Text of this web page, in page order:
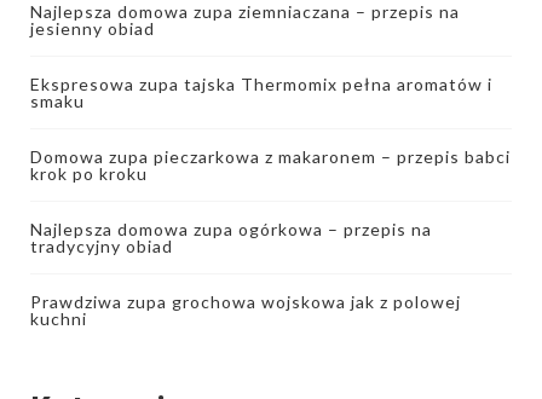
Najlepsza domowa zupa ziemniaczana – przepis na
jesienny obiad
Ekspresowa zupa tajska Thermomix pełna aromatów i
smaku
Domowa zupa pieczarkowa z makaronem – przepis babci
krok po kroku
Najlepsza domowa zupa ogórkowa – przepis na
tradycyjny obiad
Prawdziwa zupa grochowa wojskowa jak z polowej
kuchni